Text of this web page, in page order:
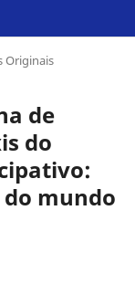
Originais
de
do
mundo